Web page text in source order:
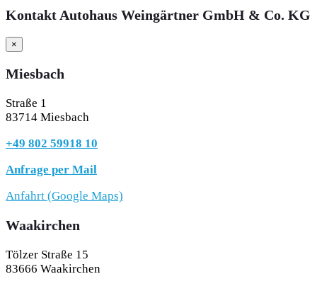
Kontakt Autohaus Weingärtner GmbH & Co. KG
×
Miesbach
Straße 1
83714 Miesbach
+49 802 59918 10
Anfrage per Mail
Anfahrt (Google Maps)
Waakirchen
Tölzer Straße 15
83666 Waakirchen